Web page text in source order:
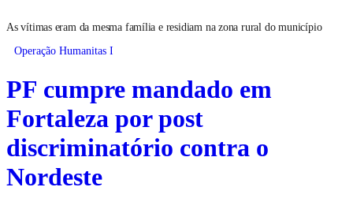
As vítimas eram da mesma família e residiam na zona rural do município
Operação Humanitas I
PF cumpre mandado em
Fortaleza por post
discriminatório contra o
Nordeste